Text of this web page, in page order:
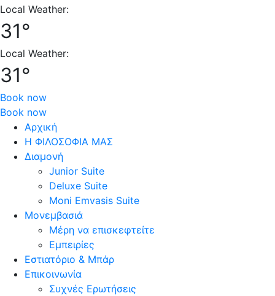
Local Weather:
31°
Local Weather:
31°
Book now
Book now
Αρχική
Η ΦΙΛΟΣΟΦΙΑ ΜΑΣ
Διαμονή
Junior Suite
Deluxe Suite
Moni Emvasis Suite
Μονεμβασιά
Μέρη να επισκεφτείτε
Εμπειρίες
Εστιατόριο & Μπάρ
Επικοινωνία
Συχνές Ερωτήσεις